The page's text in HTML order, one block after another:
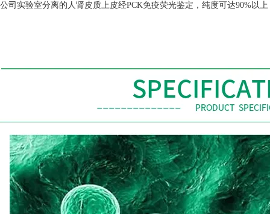
公司实验室分离的人肾皮质上皮经PCK免疫荧光鉴定，纯度可达90%以